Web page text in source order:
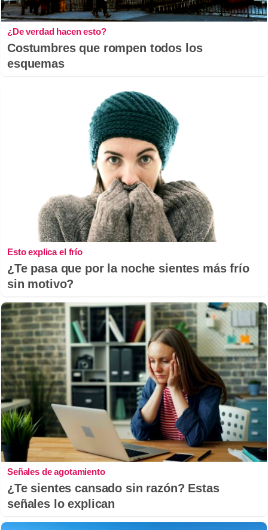
¿De verdad hacen esto?
Costumbres que rompen todos los
esquemas
Esto explica el frío
¿Te pasa que por la noche sientes más frío
sin motivo?
Señales de agotamiento
¿Te sientes cansado sin razón? Estas
señales lo explican